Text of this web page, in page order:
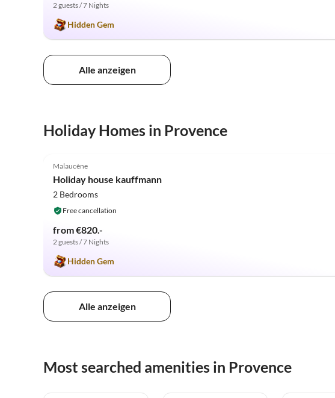
2 guests / 7 Nights
Hidden Gem
Alle anzeigen
Holiday Homes in Provence
Malaucène
Holiday house kauffmann
2 Bedrooms
Free cancellation
from €820.-
2 guests / 7 Nights
Hidden Gem
Alle anzeigen
Most searched amenities in Provence